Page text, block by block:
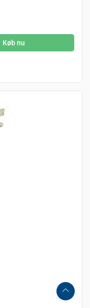
Køb nu